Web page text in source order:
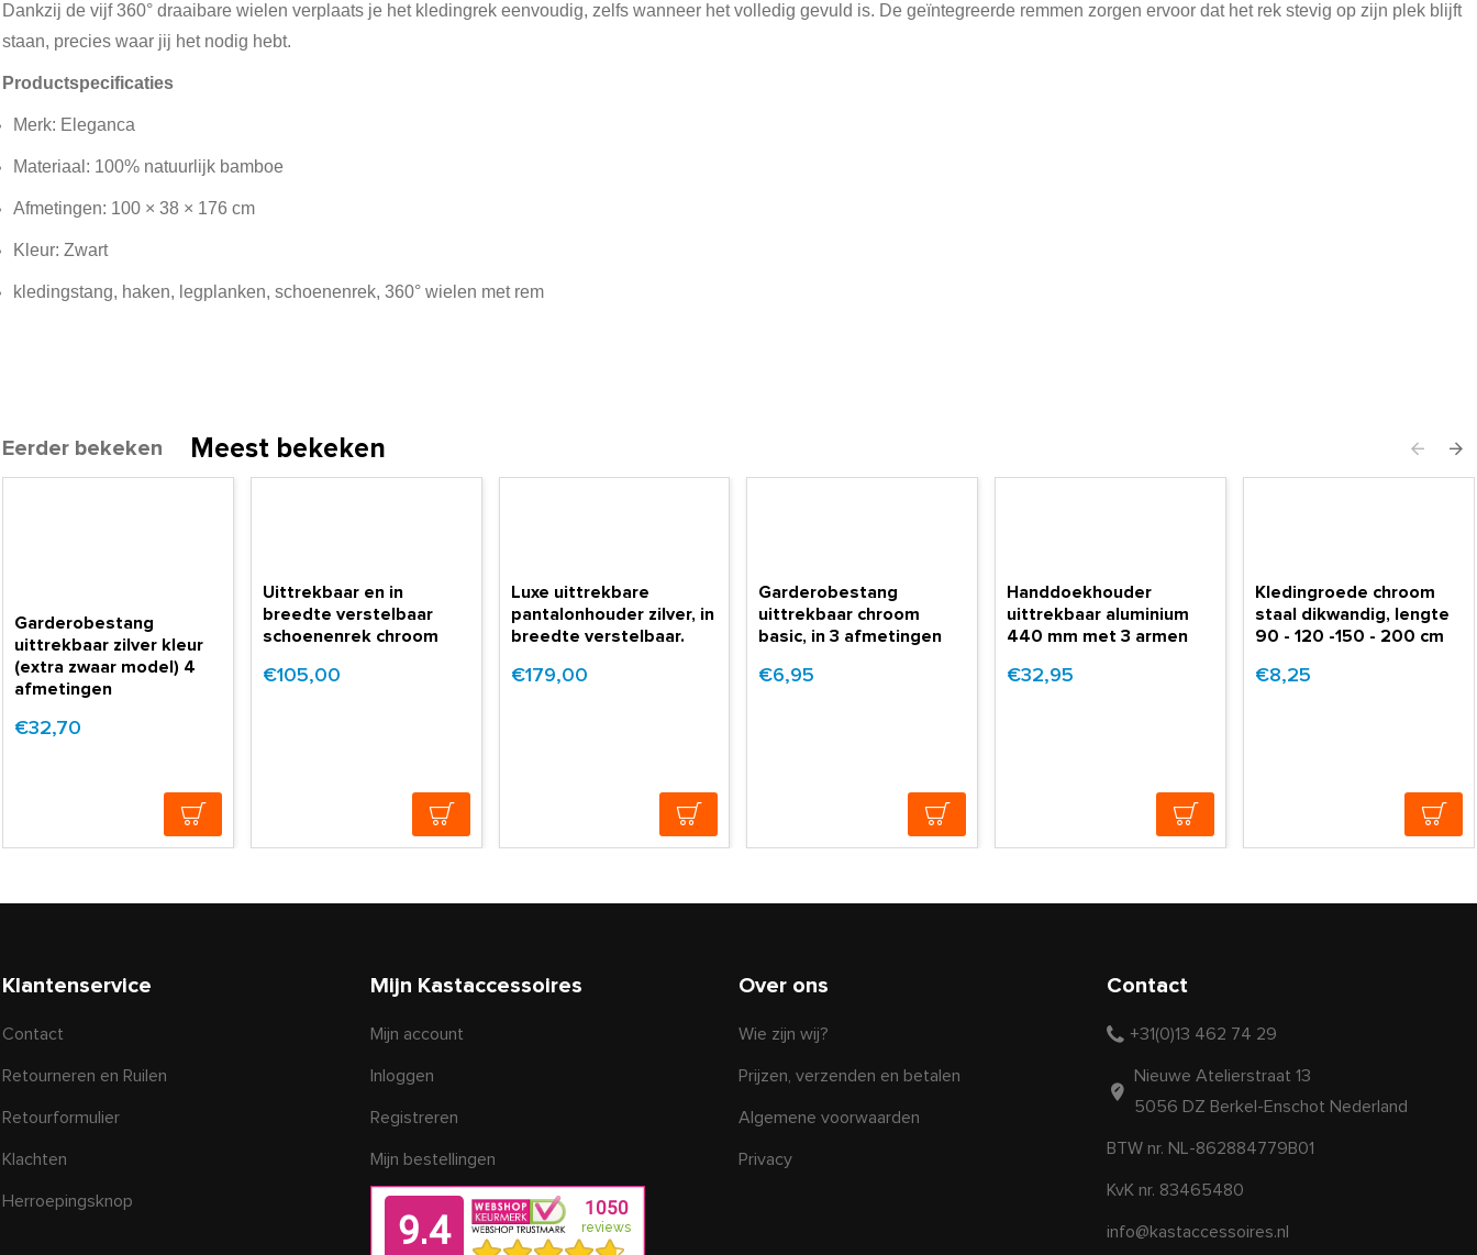
Dankzij de vijf 360° draaibare wielen verplaats je het kledingrek eenvoudig, zelfs wanneer het volledig gevuld is. De geïntegreerde remmen zorgen ervoor dat het rek stevig op zijn plek blijft
staan, precies waar jij het nodig hebt.
Productspecificaties
Merk: Eleganca
Materiaal: 100% natuurlijk bamboe
Afmetingen: 100 × 38 × 176 cm
Kleur: Zwart
kledingstang, haken, legplanken, schoenenrek, 360° wielen met rem
Eerder bekeken Meest bekeken
Garderobestang
uittrekbaar zilver kleur
(extra zwaar model) 4
afmetingen
€32,70
Uittrekbaar en in
breedte verstelbaar
schoenenrek chroom
€105,00
Luxe uittrekbare
pantalonhouder zilver, in
breedte verstelbaar.
€179,00
Garderobestang
uittrekbaar chroom
basic, in 3 afmetingen
€6,95
Handdoekhouder
uittrekbaar aluminium
440 mm met 3 armen
€32,95
Kledingroede chroom
staal dikwandig, lengte
90 - 120 -150 - 200 cm
€8,25
Klantenservice
Contact
Retourneren en Ruilen
Retourformulier
Klachten
Herroepingsknop
Mijn Kastaccessoires
Mijn account
Inloggen
Registreren
Mijn bestellingen
Over ons
Wie zijn wij?
Prijzen, verzenden en betalen
Algemene voorwaarden
Privacy
Contact
+31(0)13 462 74 29
Nieuwe Atelierstraat 13
5056 DZ Berkel-Enschot Nederland
BTW nr. NL-862884779B01
KvK nr. 83465480
info@kastaccessoires.nl